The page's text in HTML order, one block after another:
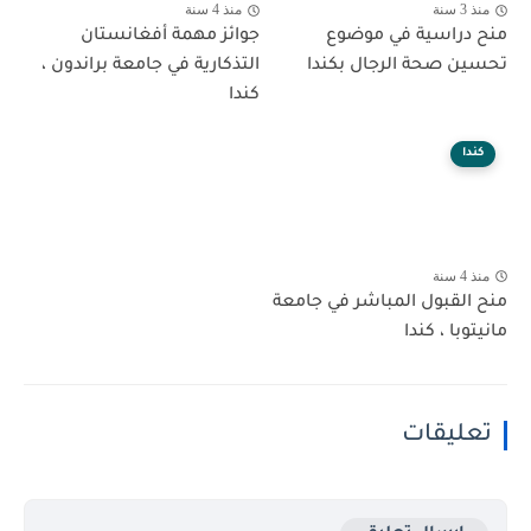
منذ 3 سنة
منح دراسية في موضوع
تحسين صحة الرجال بكندا
منذ 4 سنة
جوائز مهمة أفغانستان
التذكارية في جامعة براندون ،
كندا
كندا
منذ 4 سنة
منح القبول المباشر في جامعة
مانيتوبا ، كندا
تعليقات